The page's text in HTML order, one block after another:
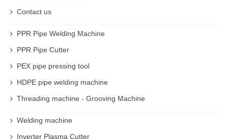
Contact us
PPR Pipe Welding Machine
PPR Pipe Cutter
PEX pipe pressing tool
HDPE pipe welding machine
Threading machine - Grooving Machine
Welding machine
Inverter Plasma Cutter